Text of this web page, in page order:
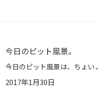
今日のピット風景。
2017年1月30日